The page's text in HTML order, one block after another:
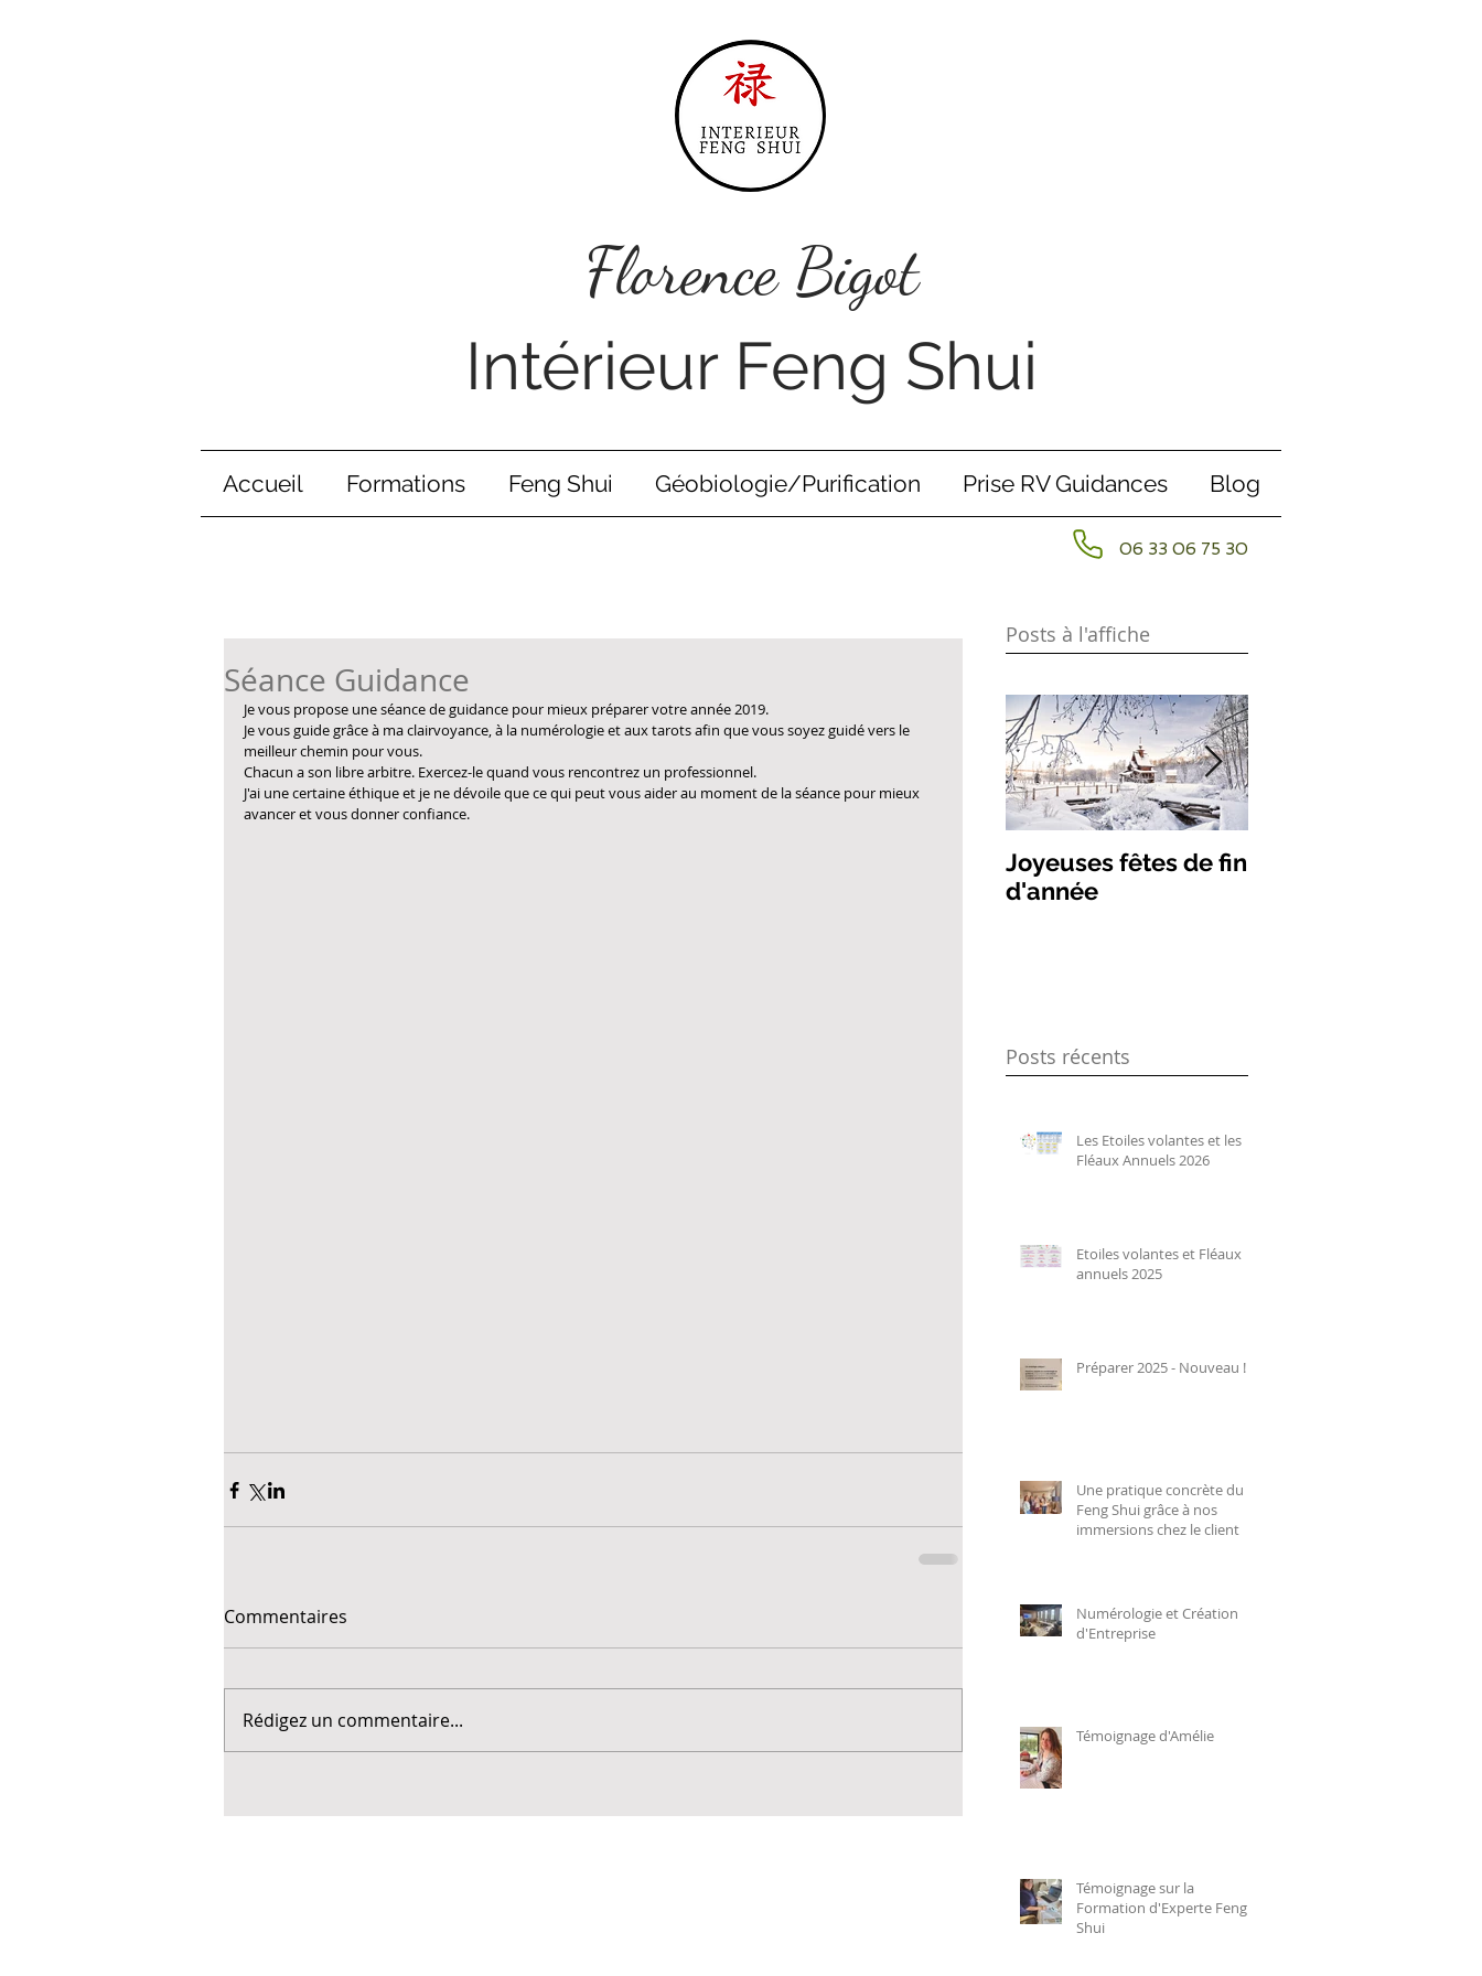
Florence Bigot
Intérieur Feng Shui
Accueil Formations Feng Shui Géobiologie/Purification Prise RV Guidances Blog
06 33 06 75 30
Séance Guidance
Je vous propose une séance de guidance pour mieux préparer votre année 2019.
Je vous guide grâce à ma clairvoyance, à la numérologie et aux tarots afin que vous soyez guidé vers le
meilleur chemin pour vous.
Chacun a son libre arbitre. Exercez-le quand vous rencontrez un professionnel.
J'ai une certaine éthique et je ne dévoile que ce qui peut vous aider au moment de la séance pour mieux
avancer et vous donner confiance.
Commentaires
Rédigez un commentaire...
Posts à l'affiche
Joyeuses fêtes de fin
d'année
Posts récents
Les Etoiles volantes et les
Fléaux Annuels 2026
Etoiles volantes et Fléaux
annuels 2025
Préparer 2025 - Nouveau !
Une pratique concrète du
Feng Shui grâce à nos
immersions chez le client
Numérologie et Création
d'Entreprise
Témoignage d'Amélie
Témoignage sur la
Formation d'Experte Feng
Shui